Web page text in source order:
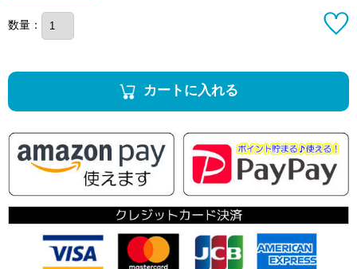
数量：
カートに入れる